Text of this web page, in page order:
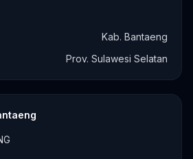
Kab. Bantaeng
Prov. Sulawesi Selatan